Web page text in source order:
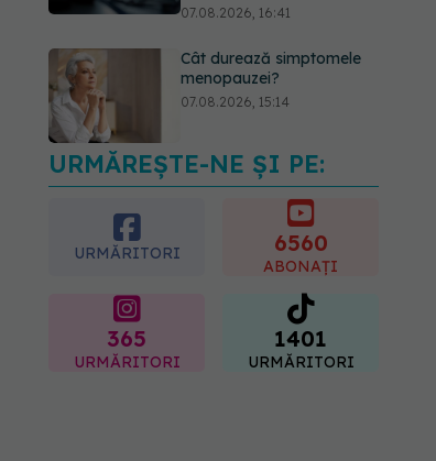
07.08.2026, 16:41
Cât durează simptomele
menopauzei?
07.08.2026, 15:14
EXCLUSIV Cancerele
care pot fi prevenite. Dr.
(SANADOR): Au metode
URMĂREȘTE-NE ȘI PE:
URMĂRITORI 6560
ABONAȚI
365
URMĂRITORI
1401
URMĂRITORI